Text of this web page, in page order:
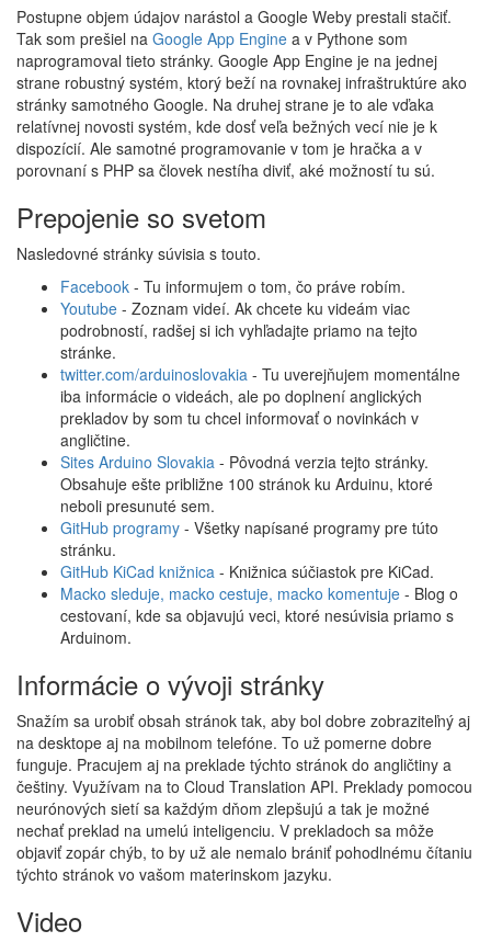
Postupne objem údajov narástol a Google Weby prestali stačiť.
Tak som prešiel na Google App Engine a v Pythone som
naprogramoval tieto stránky. Google App Engine je na jednej
strane robustný systém, ktorý beží na rovnakej infraštruktúre ako
stránky samotného Google. Na druhej strane je to ale vďaka
relatívnej novosti systém, kde dosť veľa bežných vecí nie je k
dispozícií. Ale samotné programovanie v tom je hračka a v
porovnaní s PHP sa človek nestíha diviť, aké možností tu sú.
Prepojenie so svetom
Nasledovné stránky súvisia s touto.
Facebook - Tu informujem o tom, čo práve robím.
Youtube - Zoznam videí. Ak chcete ku videám viac
podrobností, radšej si ich vyhľadajte priamo na tejto
stránke.
twitter.com/arduinoslovakia - Tu uverejňujem momentálne
iba informácie o videách, ale po doplnení anglických
prekladov by som tu chcel informovať o novinkách v
angličtine.
Sites Arduino Slovakia - Pôvodná verzia tejto stránky.
Obsahuje ešte približne 100 stránok ku Arduinu, ktoré
neboli presunuté sem.
GitHub programy - Všetky napísané programy pre túto
stránku.
GitHub KiCad knižnica - Knižnica súčiastok pre KiCad.
Macko sleduje, macko cestuje, macko komentuje - Blog o
cestovaní, kde sa objavujú veci, ktoré nesúvisia priamo s
Arduinom.
Informácie o vývoji stránky
Snažím sa urobiť obsah stránok tak, aby bol dobre zobraziteľný aj
na desktope aj na mobilnom telefóne. To už pomerne dobre
funguje. Pracujem aj na preklade týchto stránok do angličtiny a
češtiny. Využívam na to Cloud Translation API. Preklady pomocou
neurónových sietí sa každým dňom zlepšujú a tak je možné
nechať preklad na umelú inteligenciu. V prekladoch sa môže
objaviť zopár chýb, to by už ale nemalo brániť pohodlnému čítaniu
týchto stránok vo vašom materinskom jazyku.
Video